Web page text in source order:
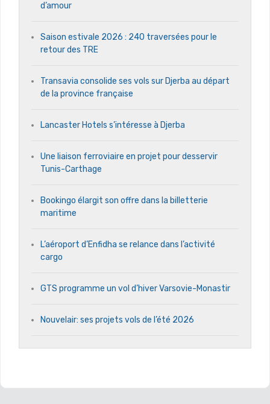
d’amour
Saison estivale 2026 : 240 traversées pour le
retour des TRE
Transavia consolide ses vols sur Djerba au départ
de la province française
Lancaster Hotels s’intéresse à Djerba
Une liaison ferroviaire en projet pour desservir
Tunis-Carthage
Bookingo élargit son offre dans la billetterie
maritime
L’aéroport d’Enfidha se relance dans l’activité
cargo
GTS programme un vol d’hiver Varsovie-Monastir
Nouvelair: ses projets vols de l’été 2026